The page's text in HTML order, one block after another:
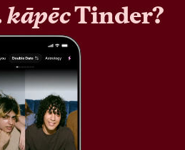
kāpēcTinder?